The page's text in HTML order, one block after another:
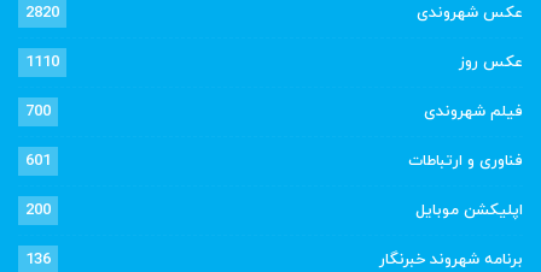
عکس شهروندی 2820
عکس روز 1110
فیلم شهروندی 700
فناوری و ارتباطات 601
اپلیکشن موبایل 200
برنامه شهروند خبرنگار 136